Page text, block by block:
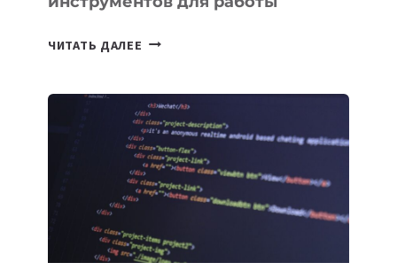
ЧИТАТЬ ДАЛЕЕ ТАСК-
ПОЛЕЗНЫХ
ИНСТРУМЕНТОВ
ДЛЯ
РАБОТЫ